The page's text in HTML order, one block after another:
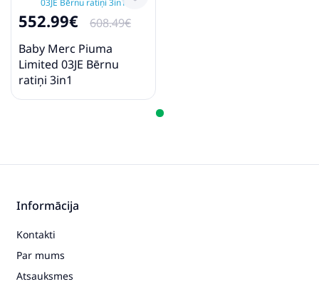
- adapteri
produkta īpašību demonstrēšanai. Oriģinālā
produkta krāsa ir parādīta 1. - 5. fotoattēlā un
nosaukumā.
552.99€
608.49€
Baby Merc Piuma
Limited 03JE Bērnu
ratiņi 3in1
Informācija
Kontakti
Par mums
Atsauksmes